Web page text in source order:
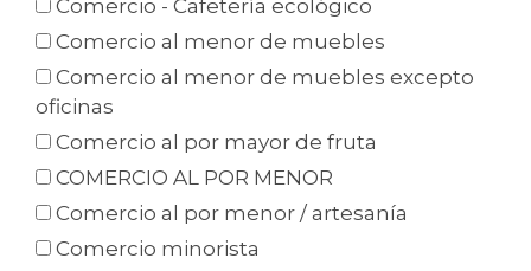
Comercio - Cafetería ecológico
Comercio al menor de muebles
Comercio al menor de muebles excepto
oficinas
Comercio al por mayor de fruta
COMERCIO AL POR MENOR
Comercio al por menor / artesanía
Comercio minorista